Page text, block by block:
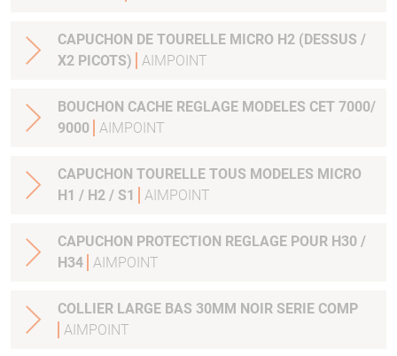
CAPUCHON DE TOURELLE MICRO H2 (DESSUS /
X2 PICOTS)
AIMPOINT
BOUCHON CACHE REGLAGE MODELES CET 7000/
9000 AIMPOINT
CAPUCHON TOURELLE TOUS MODELES MICRO
H1 / H2 / S1
AIMPOINT
CAPUCHON PROTECTION REGLAGE POUR H30 /
H34 AIMPOINT
COLLIER LARGE BAS 30MM NOIR SERIE COMP
AIMPOINT